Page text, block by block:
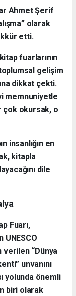
Ahmet Şerif
olarak
etti.
fuarlarının
gelişim
dikkat çekti.
memnuniyetle
çok okursak, o
insanlığın en
kitapla
dile
Fuarı,
UNESCO
verilen “Dünya
unvanını
yolunda önemli
biri olarak